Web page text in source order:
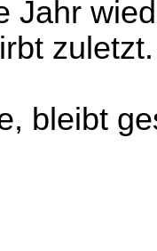
Jahr
zuletzt.
bleibt